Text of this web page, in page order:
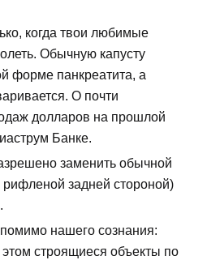
когда твои любимые
Обычную капусту
форме панкреатита, а
О почти
долларов на прошлой
Банке.
заменить обычной
рифленой задней стороной)
нашего сознания:
строящиеся объекты по